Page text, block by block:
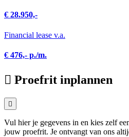
€ 28.950,-
Financial lease v.a.
€ 476,- p./m.
Proefrit inplannen
Vul hier je gegevens in en kies zelf
jouw proefrit. Je ontvangt van ons